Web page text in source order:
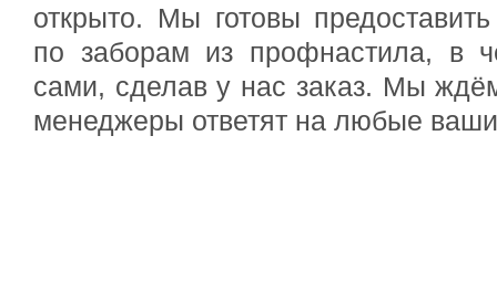
открыто. Мы готовы
по заборам из профнастила, в
сами, сделав у нас заказ. Мы
менеджеры ответят на любые